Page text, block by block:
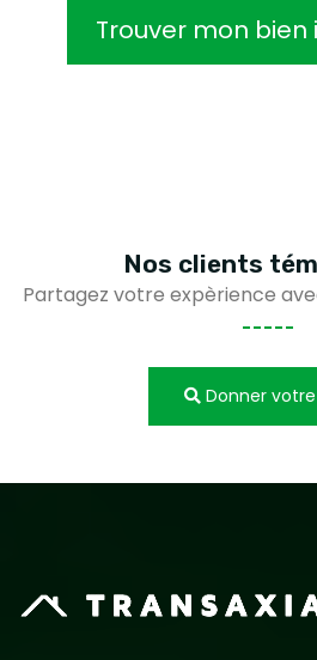
Trouver mon
Nos clients
Partagez votre expèrience
Donner votre